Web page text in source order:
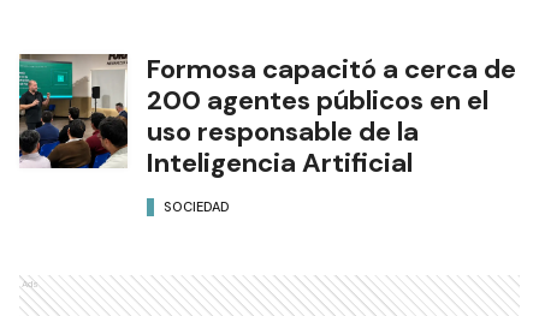
Formosa capacitó a cerca de
200 agentes públicos en el
uso responsable de la
Inteligencia Artificial
SOCIEDAD
Ads